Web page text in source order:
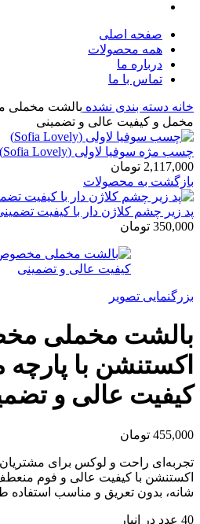
صفحه اصلی
همه محصولات
درباره ما
تماس با ما
خانه دسته بندی نشده بالشت مخملی
مخمل و کیفیت عالی و تضمینی
چسب مژه سوفیا لاولی (Sofia Lovely)
2,117,000 تومان
بازگشت به محصولات
پد زیر چشم کلاژن دار با کیفیت تضمینی و
350,000 تومان
بزرگنمایی تصویر
بالشت مخملی
اکستنشن با
کیفیت عالی و
455,000 تومان
تجربه‌ای راحت و لوکس برای
اکستنشن با کیفیت عالی و فوم
شانه، بدون تعریق و مناسب استفاده
40 عدد در انبار